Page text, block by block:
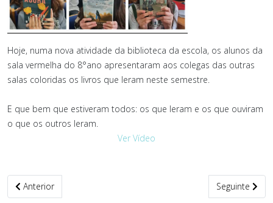
Hoje, numa nova atividade da biblioteca da escola, os alunos da
sala vermelha do 8°ano apresentaram aos colegas das outras
salas coloridas os livros que leram neste semestre.
E que bem que estiveram todos: os que leram e os que ouviram
o que os outros leram.
Ver Vídeo
Artigo anterior: Convívio de Natal
Anterior Artigo
Seguinte